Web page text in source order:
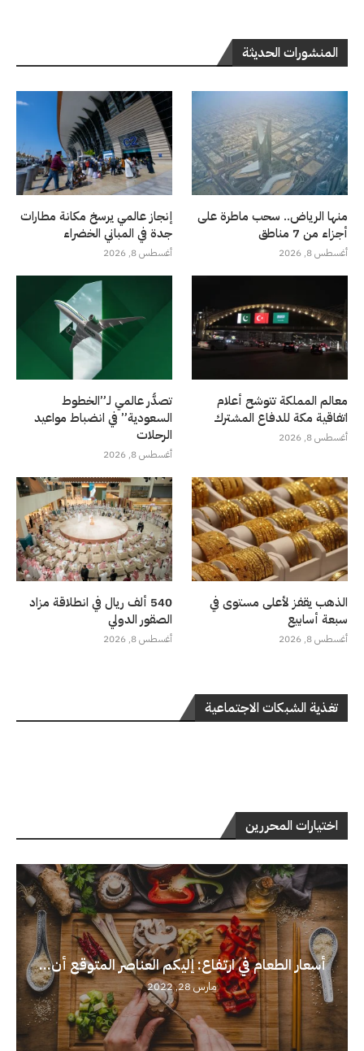
المنشورات الحديثة
منها الرياض.. سحب ماطرة على
أجزاء من 7 مناطق
أغسطس 8, 2026
إنجاز عالمي يرسخ مكانة مطارات
جدة في المباني الخضراء
أغسطس 8, 2026
معالم المملكة تتوشح أعلام
اتفاقية مكة للدفاع المشترك
أغسطس 8, 2026
تصدُّر عالمي لـ”الخطوط
السعودية” في انضباط مواعيد
الرحلات
أغسطس 8, 2026
الذهب يقفز لأعلى مستوى في
سبعة أسابيع
أغسطس 8, 2026
540 ألف ريال في انطلاقة مزاد
الصقور الدولي
أغسطس 8, 2026
تغذية الشبكات الاجتماعية
اختيارات المحررين
أسعار الطعام في ارتفاع: إليكم العناصر المتوقع أن...
مارس 28, 2022